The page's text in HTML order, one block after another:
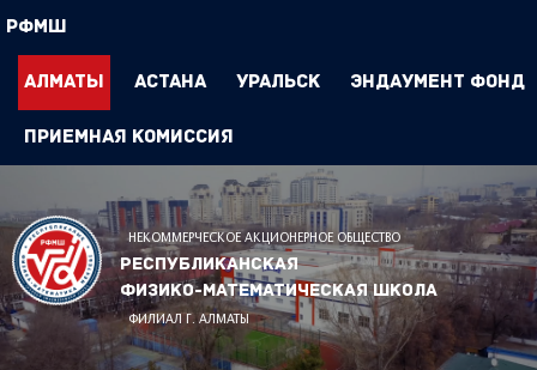
РФМШ
Алматы Астана Уральск Эндаумент Фонд
Приемная комиссия
НЕКОММЕРЧЕСКОЕ АКЦИОНЕРНОЕ ОБЩЕСТВО
Республиканская
физико-математическая школа
ФИЛИАЛ Г. АЛМАТЫ